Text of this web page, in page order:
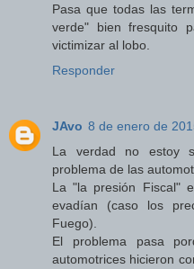
Pasa que todas las
verde" bien fresquito
victimizar al lobo.
Responder
JAvo 8 de enero de
La verdad no estoy
problema de las
La "la presión Fiscal"
evadían (caso los
Fuego).
El problema pasa
automotrices hicieron